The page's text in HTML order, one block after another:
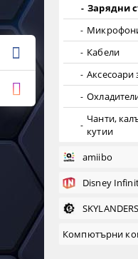
Зарядни
Кабели
Аксесоари
Чанти,
кутии
amiibo
Disney
SKYLANDERS
Компютърни